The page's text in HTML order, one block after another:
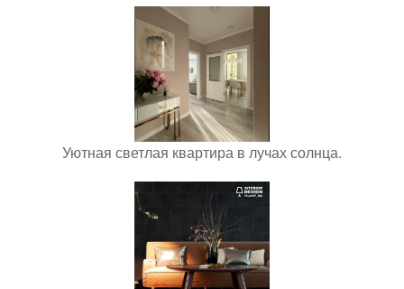
Уютная светлая квартира в лучах солнца.